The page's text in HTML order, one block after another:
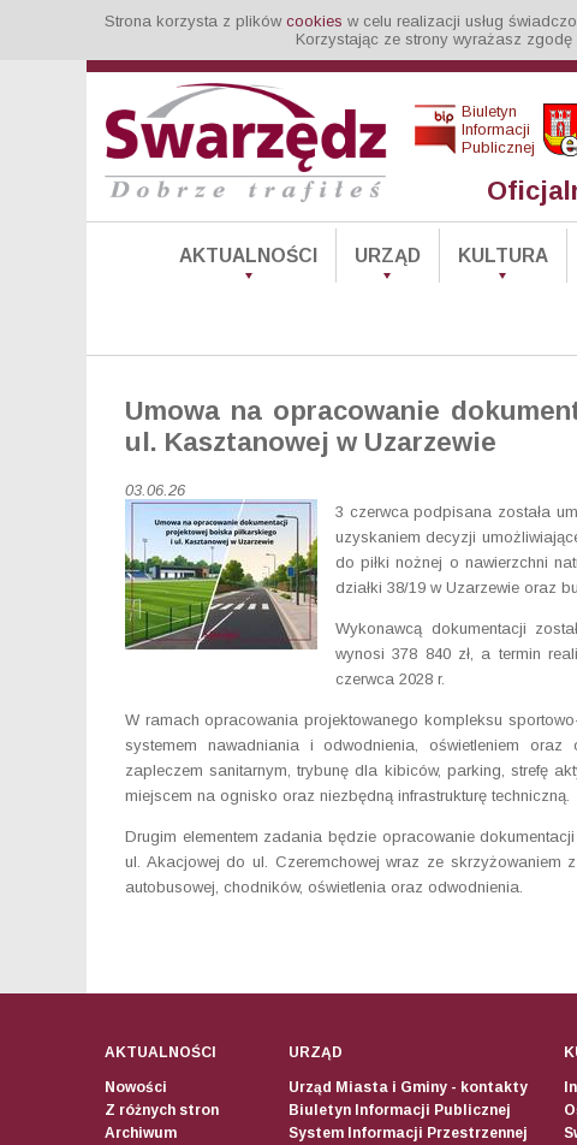
Strona korzysta z plików cookies w celu realizacji usług
Korzystając ze strony wyrażasz
Biuletyn
Informacji
Publicznej
AKTUALNOŚCI URZĄD KULTURA
Umowa na opracowanie
ul. Kasztanowej w Uzarzewie
03.06.26
3 czerwca podpisana została
uzyskaniem decyzji
do piłki nożnej o nawierzchni
działki 38/19 w Uzarzewie oraz
Wykonawcą dokumentacji
wynosi 378 840 zł, a termin
czerwca 2028 r.
W ramach opracowania projektowanego kompleksu
systemem nawadniania i odwodnienia, oświetleniem
zapleczem sanitarnym, trybunę dla kibiców, parking, strefę
miejscem na ognisko oraz niezbędną infrastrukturę techniczną.
Drugim elementem zadania będzie opracowanie
ul. Akacjowej do ul. Czeremchowej wraz ze skrzyżowaniem
autobusowej, chodników, oświetlenia oraz odwodnienia.
AKTUALNOŚCI
Nowości
Z różnych stron
Archiwum
URZĄD
Urząd Miasta i Gminy - kontakty
Biuletyn Informacji Publicznej
System Informacji Przestrzennej